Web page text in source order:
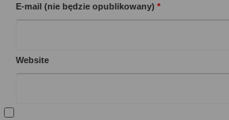
E-mail (nie będzie opublikowany) *
Website